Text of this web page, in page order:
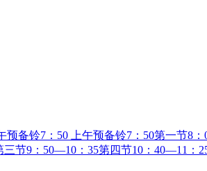
备铃7：50 上午预备铃7：50第一节
节9：50—10：35第四节10：40—11：